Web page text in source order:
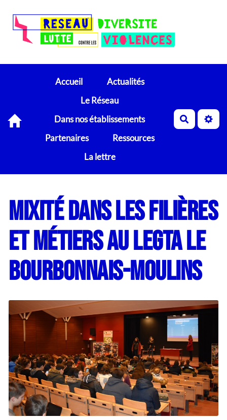
Accueil
Actualités
Le Réseau
Dans nos établissements
Partenaires
Ressources
La lettre
Mixité dans les filières
et métiers au LEGTA Le
Bourbonnais-Moulins